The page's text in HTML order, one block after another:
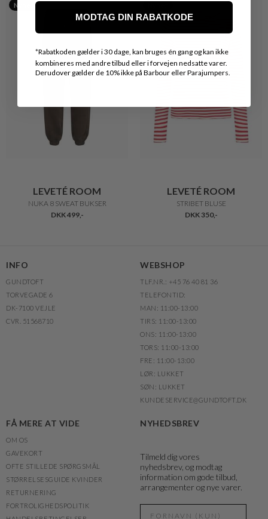
Nyhed
LEVETÉ ROOM
NUKA 8 SWEAT BUKSER
DKK 499,-
LEVETÉ ROOM
STRIBET BLUSE
DKK 350,-
INFO
GUNDTOFT
TORVEGADE 6
DK-7100 VEJLE
CVR. 51568710
WEBSHOP
TLF.NR.: +45 76 40 81 36
TELEFONTID:
MAN: 11:00-13:00
TIRS: 11:00-13:00
ONS: 11:00-13:00
TORS: 11:00-13:00
FRE: 11:00-13:00
LØR: LUKKET
SØN: LUKKET
KUNDESERVICE@GUNDTOFT.DK
FÅ MERE AT VIDE
OM OS
GAVEKORT
OFTE STILLEDE SPØRGSMÅL
STØRRELSESGUIDE KVINDER
RETURNERING
FORTROLIGHEDSPOLITIK
NYHEDSBREV
Tilmeld dig vores
nyhedsbrev, og modtag
information om gode tilbud,
arrangementer og nye varer.
MODTAG DIN RABATKODE
*Rabatkoden gælder i 30 dage, kan bruges én gang og kan ikke
kombineres med andre tilbud eller i forvejen nedsatte varer.
Derudover gælder de 10% ikke på Barbour eller Parajumpers.